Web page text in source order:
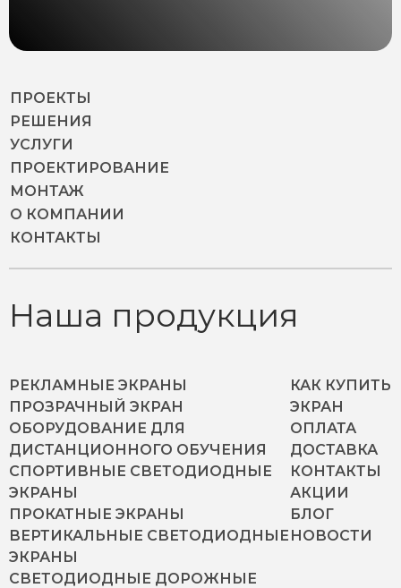
ПРОЕКТЫ
РЕШЕНИЯ
УСЛУГИ
ПРОЕКТИРОВАНИЕ
МОНТАЖ
О КОМПАНИИ
КОНТАКТЫ
Наша продукция
РЕКЛАМНЫЕ ЭКРАНЫ
ПРОЗРАЧНЫЙ ЭКРАН
ОБОРУДОВАНИЕ ДЛЯ
ДИСТАНЦИОННОГО ОБУЧЕНИЯ
СПОРТИВНЫЕ СВЕТОДИОДНЫЕ
ЭКРАНЫ
ПРОКАТНЫЕ ЭКРАНЫ
ВЕРТИКАЛЬНЫЕ СВЕТОДИОДНЫЕ
ЭКРАНЫ
СВЕТОДИОДНЫЕ ДОРОЖНЫЕ
КАК КУПИТЬ
ЭКРАН
ОПЛАТА
ДОСТАВКА
КОНТАКТЫ
АКЦИИ
БЛОГ
НОВОСТИ